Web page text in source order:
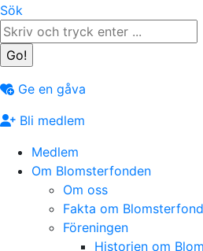
Sök
Ge en gåva
Bli medlem
Medlem
Om Blomsterfonden
Om oss
Fakta om
Föreningen
Historien om